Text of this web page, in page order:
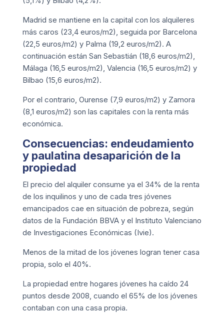
Madrid se mantiene en la capital con los alquileres
más caros (23,4 euros/m2), seguida por Barcelona
(22,5 euros/m2) y Palma (19,2 euros/m2). A
continuación están San Sebastián (18,6 euros/m2),
Málaga (16,5 euros/m2), Valencia (16,5 euros/m2) y
Bilbao (15,6 euros/m2).
Por el contrario, Ourense (7,9 euros/m2) y Zamora
(8,1 euros/m2) son las capitales con la renta más
económica.
Consecuencias: endeudamiento
y paulatina desaparición de la
propiedad
El precio del alquiler consume ya el 34% de la renta
de los inquilinos y uno de cada tres jóvenes
emancipados cae en situación de pobreza, según
datos de la Fundación BBVA y el Instituto Valenciano
de Investigaciones Económicas (Ivie).
Menos de la mitad de los jóvenes logran tener casa
propia, solo el 40%.
La propiedad entre hogares jóvenes ha caído 24
puntos desde 2008, cuando el 65% de los jóvenes
contaban con una casa propia.